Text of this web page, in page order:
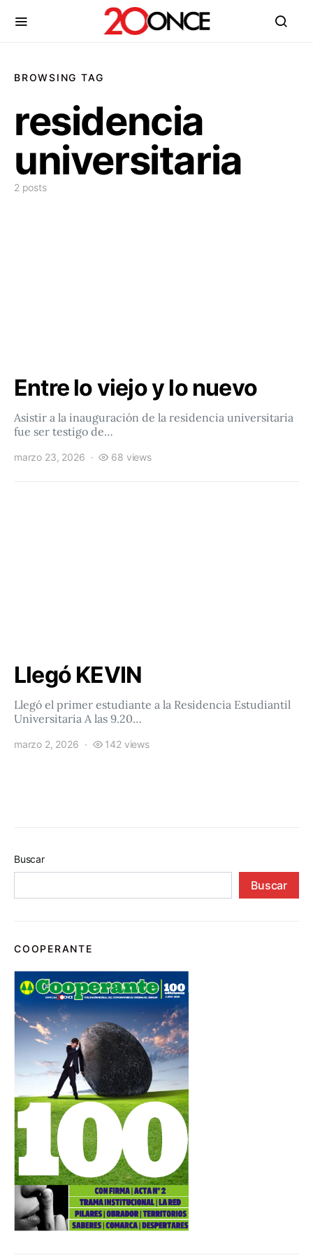
BROWSING TAG
residencia
universitaria
2 posts
Entre lo viejo y lo nuevo
Asistir a la inauguración de la residencia universitaria
fue ser testigo de…
marzo 23, 2026 68 views
Llegó KEVIN
Llegó el primer estudiante a la Residencia Estudiantil
Universitaria A las 9.20…
marzo 2, 2026 142 views
Buscar
Buscar
COOPERANTE